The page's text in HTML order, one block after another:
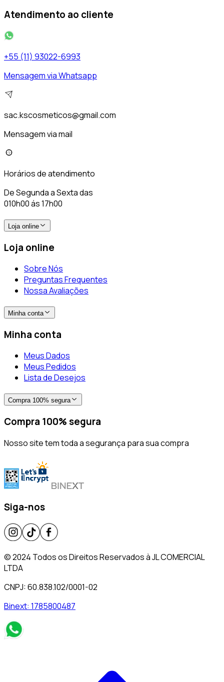
Atendimento ao cliente
+55 (11) 93022-6993
Mensagem via Whatsapp
sac.kscosmeticos@gmail.com
Mensagem via mail
Horários de atendimento
De Segunda a Sexta das
010h00 ás 17h00
Loja online
Loja online
Sobre Nós
Preguntas Frequentes
Nossa Avaliações
Minha conta
Minha conta
Meus Dados
Meus Pedidos
Lista de Desejos
Compra 100% segura
Compra 100% segura
Nosso site tem toda a segurança para sua compra
Siga-nos
© 2024 Todos os Direitos Reservados à JL COMERCIAL
LTDA
CNPJ: 60.838.102/0001-02
Binext: 1785800487